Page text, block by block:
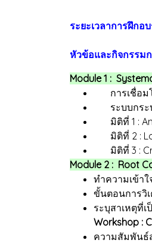
ระยะเวลาการฝึกอ
หัวข้อและกิจกรรมก
Module 1 :
การเชื่อมโ
ระบบกระบ
มิติที่ 1 :
มิติที่ 2 :
มิติที่ 3 :
Module 2 : Root
ทำความเข้า
ขั้นตอนการวิ
ระบุสาเหตุที่
Workshop :
ความสัมพันธ์